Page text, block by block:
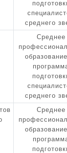
среднего
Среднее
среднего
Среднее